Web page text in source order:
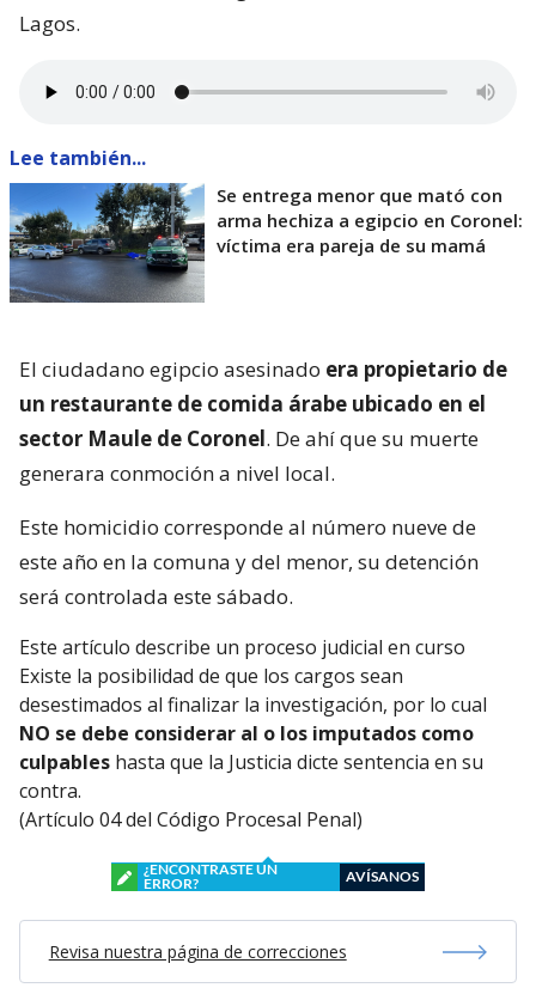
Lagos.
Lee también...
Se entrega menor que mató con
arma hechiza a egipcio en Coronel:
víctima era pareja de su mamá
El ciudadano egipcio asesinado era propietario de
un restaurante de comida árabe ubicado en el
sector Maule de Coronel. De ahí que su muerte
generara conmoción a nivel local.
Este homicidio corresponde al número nueve de
este año en la comuna y del menor, su detención
será controlada este sábado.
Este artículo describe un proceso judicial en curso
Existe la posibilidad de que los cargos sean
desestimados al finalizar la investigación, por lo cual
NO se debe considerar al o los imputados como
culpables hasta que la Justicia dicte sentencia en su
contra.
(Artículo 04 del Código Procesal Penal)
¿ENCONTRASTE UN
ERROR?
AVÍSANOS
Revisa nuestra página de correcciones